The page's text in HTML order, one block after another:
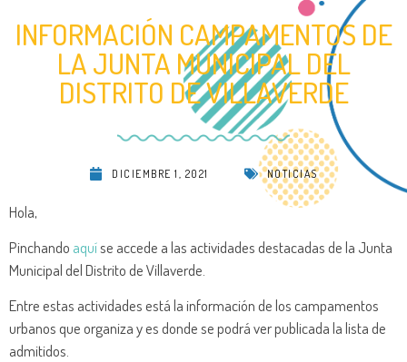
INFORMACIÓN CAMPAMENTOS DE
LA JUNTA MUNICIPAL DEL
DISTRITO DE VILLAVERDE
DICIEMBRE 1, 2021 NOTICIAS
Hola,
Pinchando aquíse accede a las actividades destacadas de la Junta
Municipal del Distrito de Villaverde.
Entre estas actividades está la información de los campamentos
urbanos que organiza y es donde se podrá ver publicada la lista de
admitidos.